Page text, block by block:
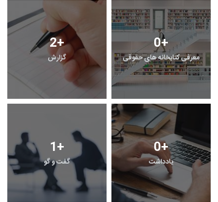
2+
گزارش
0+
معرفی کتابخانه های حقوقی
1+
گفت و گو
0+
یادداشت